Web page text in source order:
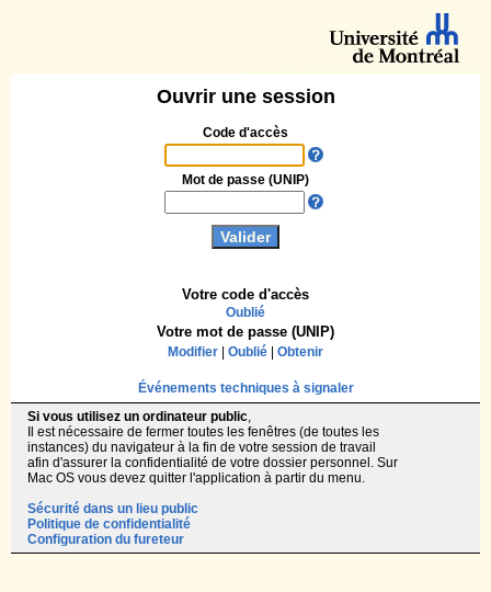
Ouvrir une session
Code d'accès
Votre code d'accès
Oublié
Mot de passe (UNIP)
Votre mot de passe (UNIP)
Modifier Oublié Obtenir
Événements techniques à signaler
Si vous utilisez un ordinateur public,
Il est nécessaire de fermer toutes les fenêtres (de toutes les
instances) du navigateur à la fin de votre session de travail
afin d'assurer la confidentialité de votre dossier personnel. Sur
Mac OS vous devez quitter l'application à partir du menu.
Sécurité dans un lieu public
Politique de confidentialité
Configuration du fureteur